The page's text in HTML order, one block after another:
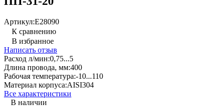
Артикул:E28090
К сравнению
В избранное
Написать отзыв
Расход л/мин:0,75...5
Длина провода, мм:400
Рабочая температура:-10...110
Материал корпуса:AISI304
Все характеристики
В наличии